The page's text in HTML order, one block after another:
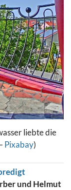
liebte die
Pixabay)
und Helmut